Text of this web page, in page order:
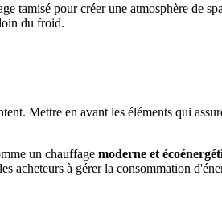
tamisé pour créer une atmosphère de
du froid.
Mettre en avant les éléments qui
un chauffage moderne et
acheteurs à gérer la consommation